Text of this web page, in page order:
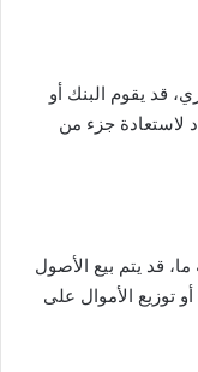
قد يقوم البنك أو
لاستعادة جزء من
قد يتم بيع الأصول
توزيع الأموال على